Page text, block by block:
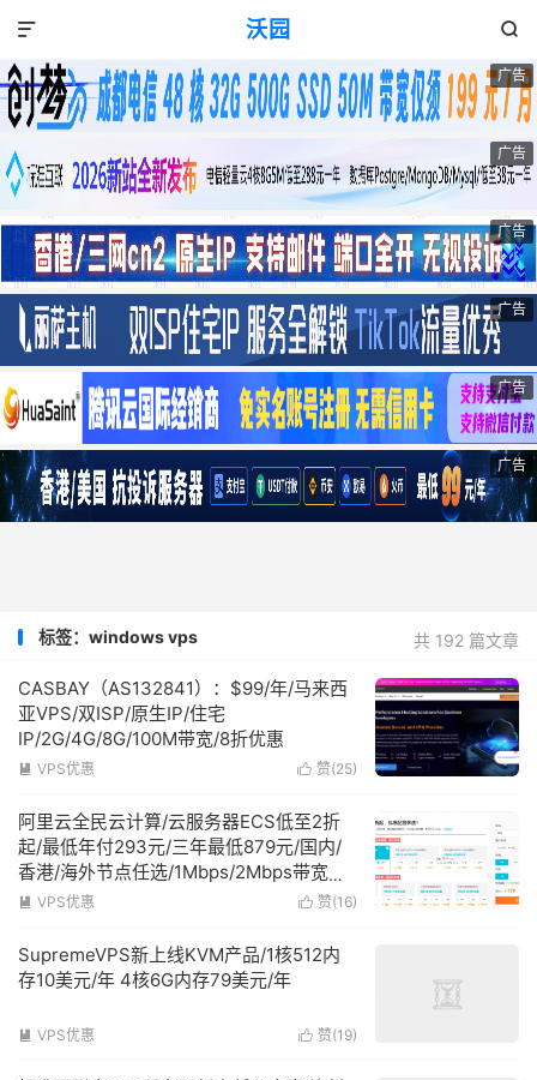
沃园 

广告
广告
广告
广告
广告
广告
共 192 篇文章
标签：windows vps
CASBAY（AS132841）：$99/年/马来西
亚VPS/双ISP/原生IP/住宅
IP/2G/4G/8G/100M带宽/8折优惠
 赞(25)
 VPS优惠
阿里云全民云计算/云服务器ECS低至2折
起/最低年付293元/三年最低879元/国内/
香港/海外节点任选/1Mbps/2Mbps带宽任
挑
 赞(16)
 VPS优惠
SupremeVPS新上线KVM产品/1核512内
存10美元/年 4核6G内存79美元/年
 赞(19)
 VPS优惠